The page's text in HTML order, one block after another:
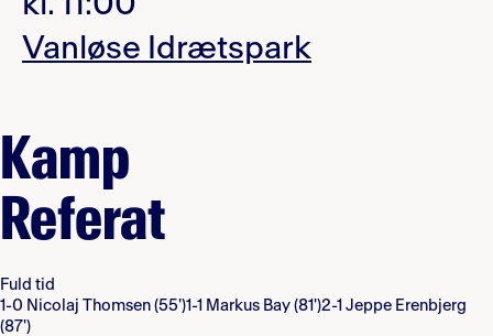
Vanløse Idrætspark
Kamp
Referat
Fuld tid
1-0 Nicolaj Thomsen (55')1-1 Markus Bay (81')2-1 Jeppe Erenbjerg
(87')